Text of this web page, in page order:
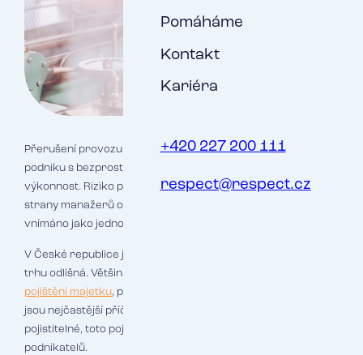
Pomáháme
Kontakt
Kariéra
+420 227 200 111
respect@respect.cz
Přerušení provozu je částečné nebo úplné omezení provozu
podniku s bezprostředním vlivem na jeho ekonomickou
výkonnost. Riziko přerušení provozu je na globální úrovni ze
strany manažerů obchodních a výrobních společností trvale
vnímáno jako jedno z největších ohrožení jejich podnikání.
V České republice je však situace podle údajů z pojistného
trhu odlišná. Většina pojištěných se soustředí hlavně na
pojištění majetku, případně
jsou nejčastější příčiny vážného přerušení provozu běžně
pojistitelné, toto pojištění má u nás pouze menšina
podnikatelů.